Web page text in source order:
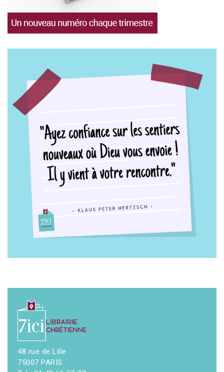
48 rue de Lille
75007 PARIS